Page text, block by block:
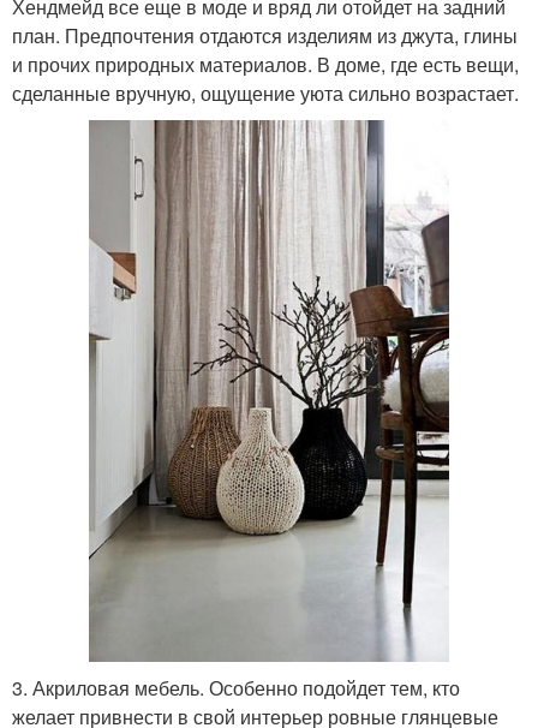
Хендмейд все еще в моде и вряд ли отойдет на задний
план. Предпочтения отдаются изделиям из джута, глины
и прочих природных материалов. В доме, где есть вещи,
сделанные вручную, ощущение уюта сильно возрастает.
3. Акриловая мебель. Особенно подойдет тем, кто
желает привнести в свой интерьер ровные глянцевые